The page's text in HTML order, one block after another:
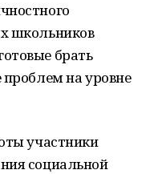
школьников
брать
проблем на уровне
участники
социальной